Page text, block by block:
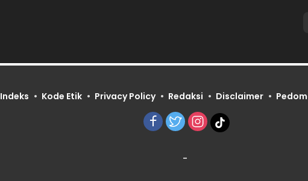
Indeks Kode Etik Privacy Policy Redaksi Disclaimer
-